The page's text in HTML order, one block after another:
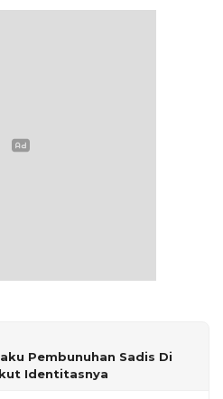
Pembunuhan Sadis Di
Identitasnya